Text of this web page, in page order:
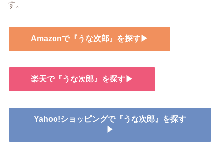
す。
Amazonで『うな次郎』を探す▶
楽天で『うな次郎』を探す▶
Yahoo!ショッピングで『うな次郎』を探す
▶